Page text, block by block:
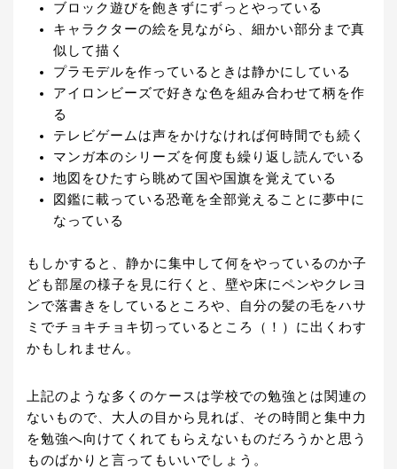
ブロック遊びを飽きずにずっとやっている
キャラクターの絵を見ながら、細かい部分まで真
似して描く
プラモデルを作っているときは静かにしている
アイロンビーズで好きな色を組み合わせて柄を作
る
テレビゲームは声をかけなければ何時間でも続く
マンガ本のシリーズを何度も繰り返し読んでいる
地図をひたすら眺めて国や国旗を覚えている
図鑑に載っている恐竜を全部覚えることに夢中に
なっている
もしかすると、静かに集中して何をやっているのか子
ども部屋の様子を見に行くと、壁や床にペンやクレヨ
ンで落書きをしているところや、自分の髪の毛をハサ
ミでチョキチョキ切っているところ（！）に出くわす
かもしれません。
上記のような多くのケースは学校での勉強とは関連の
ないもので、大人の目から見れば、その時間と集中力
を勉強へ向けてくれてもらえないものだろうかと思う
ものばかりと言ってもいいでしょう。